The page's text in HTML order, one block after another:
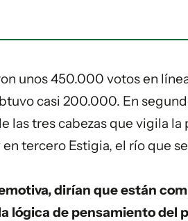
unos 450.000 votos en
casi 200.000. En
las tres cabezas que vigila
tercero Estigia, el río que
dirían que están
lógica de pensamiento del